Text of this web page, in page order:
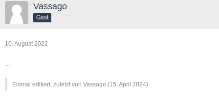
Vassago
Gast
10. August 2022
...
Einmal editiert, zuletzt von Vassago (15. April 2024)